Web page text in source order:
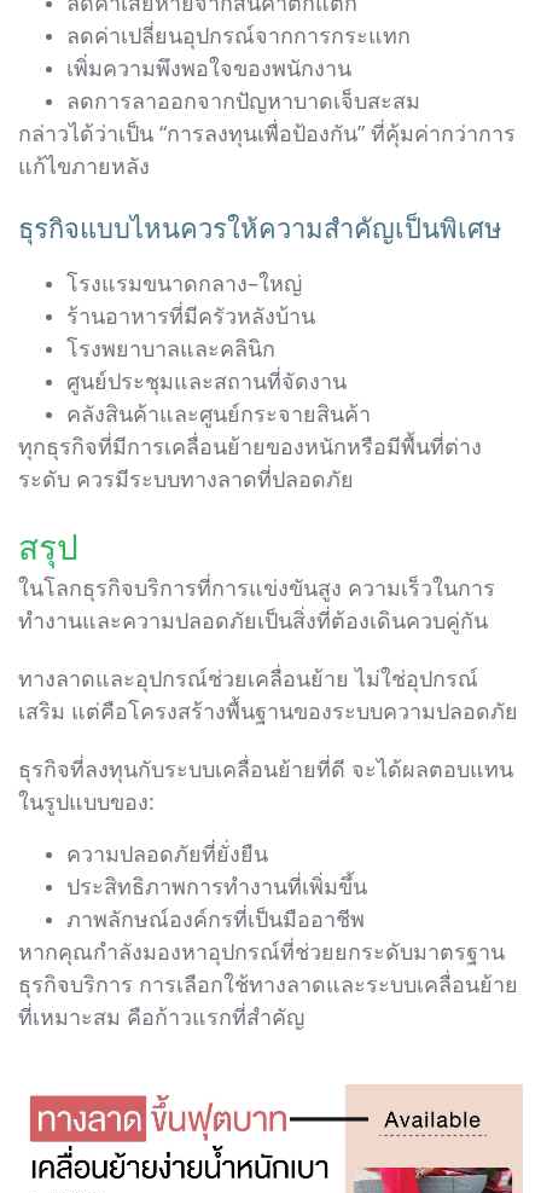
ลดค่าเปลี่ยนอุปกรณ์จากการกระแทก
เพิ่มความพึงพอใจของพนักงาน
ลดการลาออกจากปัญหาบาดเจ็บสะสม
กล่าวได้ว่าเป็น “การลงทุนเพื่อป้องกัน” ที่คุ้มค่ากว่าการ
แก้ไขภายหลัง
ธุรกิจแบบไหนควรให้ความสำคัญเป็นพิเศษ
โรงแรมขนาดกลาง–ใหญ่
ร้านอาหารที่มีครัวหลังบ้าน
โรงพยาบาลและคลินิก
ศูนย์ประชุมและสถานที่จัดงาน
คลังสินค้าและศูนย์กระจายสินค้า
ทุกธุรกิจที่มีการเคลื่อนย้ายของหนักหรือมีพื้นที่ต่าง
ระดับ ควรมีระบบทางลาดที่ปลอดภัย
สรุป
ในโลกธุรกิจบริการที่การแข่งขันสูง ความเร็วในการ
ทำงานและความปลอดภัยเป็นสิ่งที่ต้องเดินควบคู่กัน
ทางลาดและอุปกรณ์ช่วยเคลื่อนย้าย ไม่ใช่อุปกรณ์
เสริม แต่คือโครงสร้างพื้นฐานของระบบความปลอดภัย
ธุรกิจที่ลงทุนกับระบบเคลื่อนย้ายที่ดี จะได้ผลตอบแทน
ในรูปแบบของ:
ความปลอดภัยที่ยั่งยืน
ประสิทธิภาพการทำงานที่เพิ่มขึ้น
ภาพลักษณ์องค์กรที่เป็นมืออาชีพ
หากคุณกำลังมองหาอุปกรณ์ที่ช่วยยกระดับมาตรฐาน
ธุรกิจบริการ การเลือกใช้ทางลาดและระบบเคลื่อนย้าย
ที่เหมาะสม คือก้าวแรกที่สำคัญ